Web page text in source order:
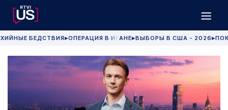
БЕДСТВИЯ▶ОПЕРАЦИЯ В ИРАНЕ▶ВЫБОРЫ В США - 2026 ▶